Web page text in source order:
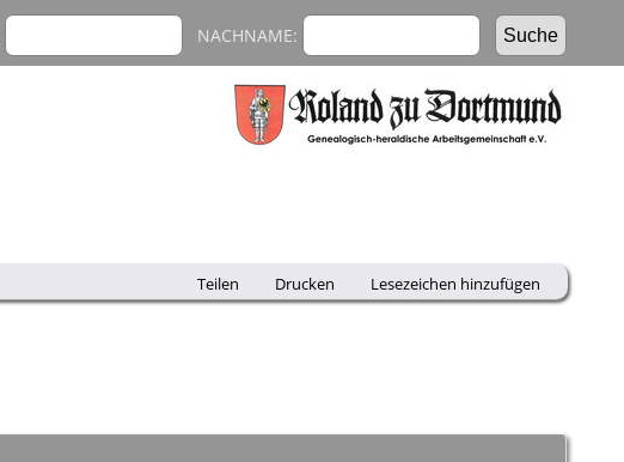
NACHNAME:
Teilen Drucken Lesezeichen hinzufügen